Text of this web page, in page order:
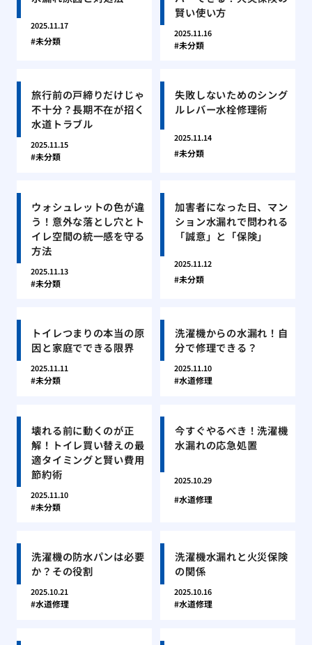
2025.11.17
未分類
賢い使い方
2025.11.16
未分類
旅行前の戸締りだけじゃ
不十分？長期不在が招く
水道トラブル
2025.11.15
未分類
失敗しないためのシング
ルレバー水栓修理術
2025.11.14
未分類
ウォシュレットの色が違
う！意外な落とし穴とト
イレ空間の統一感を守る
方法
2025.11.13
未分類
加害者になった日、マン
ション水漏れで問われる
「誠意」と「保険」
2025.11.12
未分類
トイレつまりの本当の原
因と家庭でできる限界
2025.11.11
未分類
洗濯機からの水漏れ！自
分で修理できる？
2025.11.10
水道修理
壊れる前に動くのが正
解！トイレ買い替えの最
適タイミングと賢い費用
節約術
2025.11.10
未分類
今すぐやるべき！洗濯機
水漏れの応急処置
2025.10.29
水道修理
洗濯機の防水パンは必要
か？その役割
2025.10.21
水道修理
洗濯機水漏れと火災保険
の関係
2025.10.16
水道修理